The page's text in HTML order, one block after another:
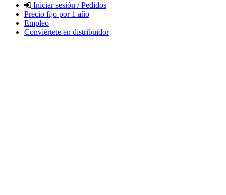
Iniciar sesión / Pedidos
Precio fijo por 1 año
Empleo
Conviértete en distribuidor